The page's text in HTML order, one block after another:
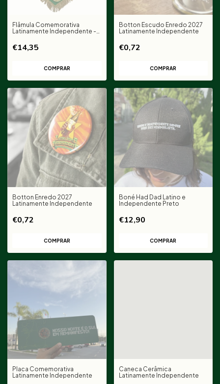
Flâmula Comemorativa
Latinamente Independente -
dias
€14,35
Botton Escudo Enredo 2027
Latinamente Independente
€0,72
Botton Enredo 2027
Latinamente Independente
€0,72
Boné Had Dad Latino e
Independente Preto
€12,90
Placa Comemorativa
Latinamente Independente
Caneca Cerâmica
Latinamente Independente